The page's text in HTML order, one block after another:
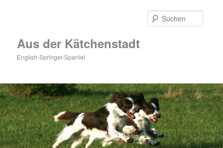
Aus der Kätchenstadt
English-Springer-Spaniel